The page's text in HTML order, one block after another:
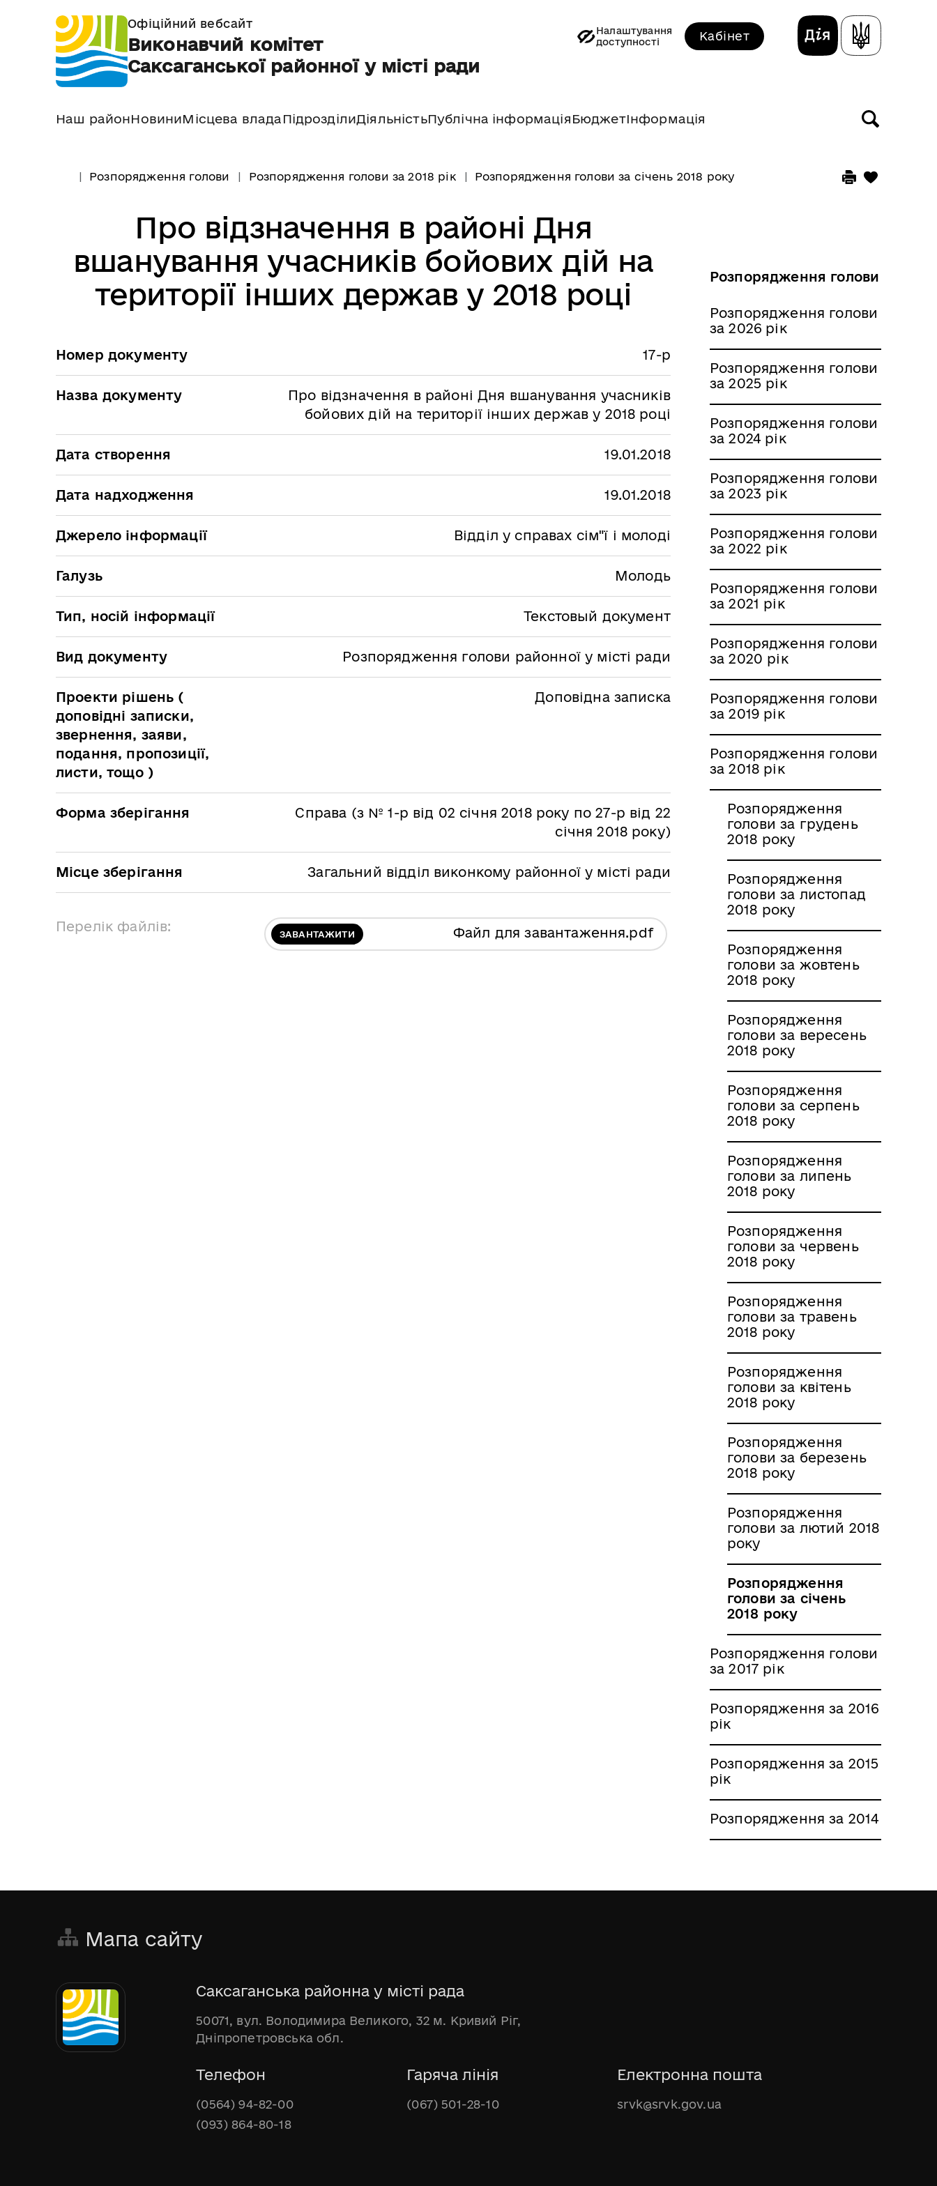
Офіційний вебсайт
Виконавчий комітет
Саксаганської районної у місті ради
Налаштування
доступності
Кабінет
Наш районНовиниМісцева влада ПідрозділиДіяльністьПублічна інформація БюджетІнформація
Розпорядження голови Розпорядження голови за 2018 рік Розпорядження голови за січень 2018 року
Про відзначення в районі Дня
вшанування учасників бойових дій на
території інших держав у 2018 році
Номер документу 17-р
Назва документу
Про відзначення в районі Дня вшанування учасників
бойових дій на території інших держав у 2018 році
Дата створення 19.01.2018
Дата надходження 19.01.2018
Джерело інформації Відділ у справах сім"ї і молоді
Галузь Молодь
Тип, носій інформації Текстовый документ
Вид документу Розпорядження голови районної у місті ради
Проекти рішень (
доповідні записки,
звернення, заяви,
подання, пропозиції,
листи, тощо )
Доповідна записка
Форма зберігання
Справа (з № 1-р від 02 січня 2018 року по 27-р від 22
січня 2018 року)
Місце зберігання Загальний відділ виконкому районної у місті ради
Перелік файлів: ЗАВАНТАЖИТИ Файл для завантаження.pdf
Розпорядження голови
Розпорядження голови
за 2026 рік
Розпорядження голови
за 2025 рік
Розпорядження голови
за 2024 рік
Розпорядження голови
за 2023 рік
Розпорядження голови
за 2022 рік
Розпорядження голови
за 2021 рік
Розпорядження голови
за 2020 рік
Розпорядження голови
за 2019 рік
Розпорядження голови
за 2018 рік
Розпорядження
голови за грудень
2018 року
Розпорядження
голови за листопад
2018 року
Розпорядження
голови за жовтень
2018 року
Розпорядження
голови за вересень
2018 року
Розпорядження
голови за серпень
2018 року
Розпорядження
голови за липень
2018 року
Розпорядження
голови за червень
2018 року
Розпорядження
голови за травень
2018 року
Розпорядження
голови за квітень
2018 року
Розпорядження
голови за березень
2018 року
Розпорядження
голови за лютий 2018
року
Розпорядження
голови за січень
2018 року
Розпорядження голови
за 2017 рік
Розпорядження за 2016
рік
Розпорядження за 2015
рік
Розпорядження за 2014
Мапа сайту
Саксаганська районна у місті рада
50071, вул. Володимира Великого, 32 м. Кривий Ріг,
Дніпропетровська обл.
Телефон
(0564) 94-82-00
(093) 864-80-18
Гаряча лінія
(067) 501-28-10
Електронна пошта
srvk@srvk.gov.ua